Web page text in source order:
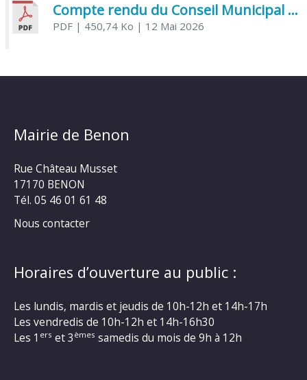
Compte rendu du Conseil Municipal du 06 mai 2026
PDF| 450,74 Ko | 12 Mai 2026
Mairie de Benon
Rue Château Musset
17170 BENON
Tél. 05 46 01 61 48
Nous contacter
Horaires d’ouverture au public :
Les lundis, mardis et jeudis de 10h-12h et 14h-17h
Les vendredis de 10h-12h et 14h-16h30
Les 1 ers et 3 èmes samedis du mois de 9h à 12h